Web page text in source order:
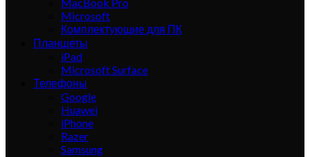
Microsoft
Комплектующие для ПК
Планшеты
iPad
Microsoft Surface
Телефоны
Google
Huawei
iPhone
Razer
Samsung